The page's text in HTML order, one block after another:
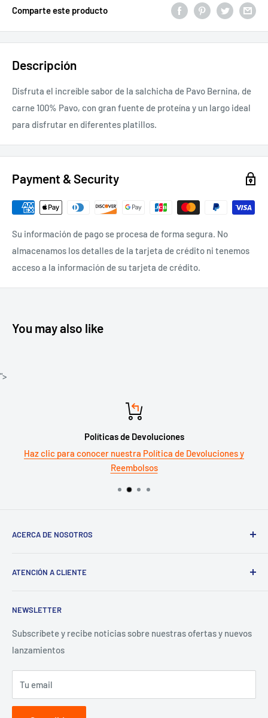
Comparte este producto
Descripción
Disfruta el increíble sabor de la salchicha de Pavo Bernina, de
carne 100% Pavo, con gran fuente de proteína y un largo ideal
para disfrutar en diferentes platillos.
Payment & Security
Su información de pago se procesa de forma segura. No
almacenamos los detalles de la tarjeta de crédito ni tenemos
acceso a la información de su tarjeta de crédito.
You may also like
">
Políticas de Devoluciones
Haz clic para conocer nuestra Política de Devoluciones y
Reembolsos
ACERCA DE NOSOTROS
Política de reembolso
ATENCIÓN A CLIENTE
Términos y Condiciones
Aviso de Privacidad
Contacto para proveedores
NEWSLETTER
Subscríbete y recibe noticias sobre nuestras ofertas y nuevos
lanzamientos
Tu email